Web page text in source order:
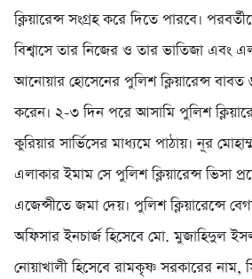
ক্লিয়ারেন্স সংগ্রহ করে দিতে পারবে।
বিশ্বাসে তার নিজের ও তার ভাতিজা এবং
আনোয়ার হোসেনের পুলিশ ক্লিয়ারেন্স বাবত
করেন। ২-৩ দিন পরে আসামি পুলিশ
কুরিয়ার সার্ভিসের মাধ্যমে পাঠায়। নূর
এলাকার ইমাম সে পুলিশ ক্লিয়ারেন্স ভিসা
এজেন্সীতে জমা দেয়। পুলিশ ক্লিয়ারেন্সে
অফিসার ইনচার্জ হিসেবে মো. মুজাহিদুল
নোয়াখালী হিসেবে রামকৃষ্ণ সরকারের নাম,